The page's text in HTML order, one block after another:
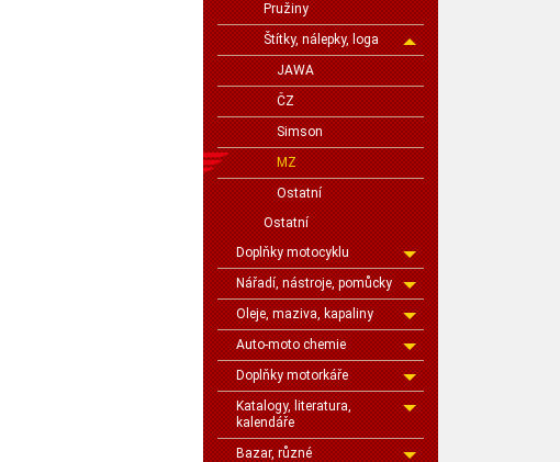
Pružiny
Štítky, nálepky, loga
JAWA
ČZ
Simson
MZ
Ostatní
Ostatní
Doplňky motocyklu
Nářadí, nástroje, pomůcky
Oleje, maziva, kapaliny
Auto-moto chemie
Doplňky motorkáře
Katalogy, literatura,
kalendáře
Bazar, různé